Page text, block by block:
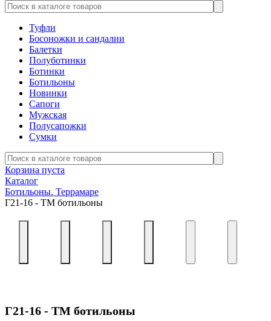
Туфли
Босоножки и сандалии
Балетки
Полуботинки
Ботинки
Ботильоны
Новинки
Сапоги
Мужская
Полусапожки
Сумки
Корзина пуста
Каталог
Ботильоны. Террамаре
Г21-16 - ТМ ботильоны
Г21-16 - ТМ ботильоны